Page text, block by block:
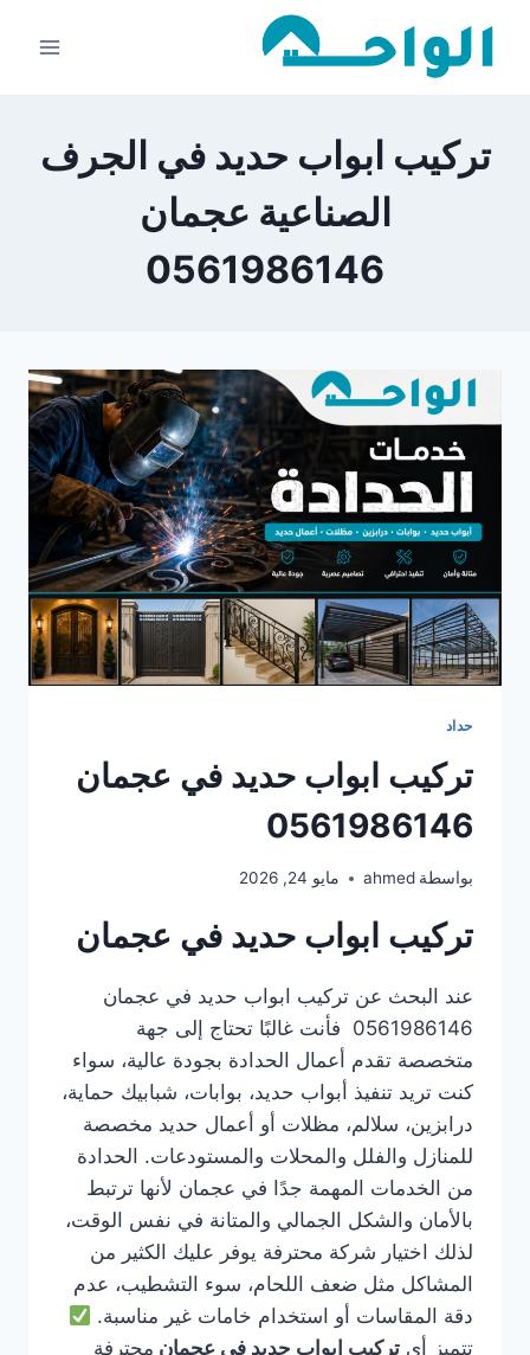
تركيب ابواب حديد في الجرف
الصناعية عجمان
0561986146
حداد
تركيب ابواب حديد في عجمان
0561986146
بواسطة ahmed مايو 24, 2026
تركيب ابواب حديد في عجمان
عند البحث عن تركيب ابواب حديد في عجمان
0561986146 فأنت غالبًا تحتاج إلى جهة
متخصصة تقدم أعمال الحدادة بجودة عالية، سواء
كنت تريد تنفيذ أبواب حديد، بوابات، شبابيك حماية،
درابزين، سلالم، مظلات أو أعمال حديد مخصصة
للمنازل والفلل والمحلات والمستودعات. الحدادة
من الخدمات المهمة جدًا في عجمان لأنها ترتبط
بالأمان والشكل الجمالي والمتانة في نفس الوقت،
لذلك اختيار شركة محترفة يوفر عليك الكثير من
المشاكل مثل ضعف اللحام، سوء التشطيب، عدم
دقة المقاسات أو استخدام خامات غير مناسبة.
تتميز أي تركيب ابواب حديد في عجمان محترفة